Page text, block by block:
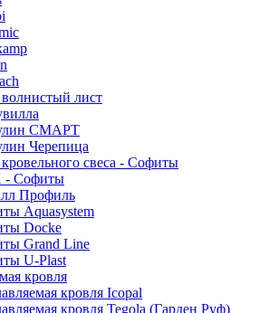
лист
СМАРТ
Черепица
свеса - Софиты
- Софиты
Профиль
Aquasystem
Docke
Grand Line
U-Plast
кровля
кровля Icopal
кровля Tegola (Гарден Руф)